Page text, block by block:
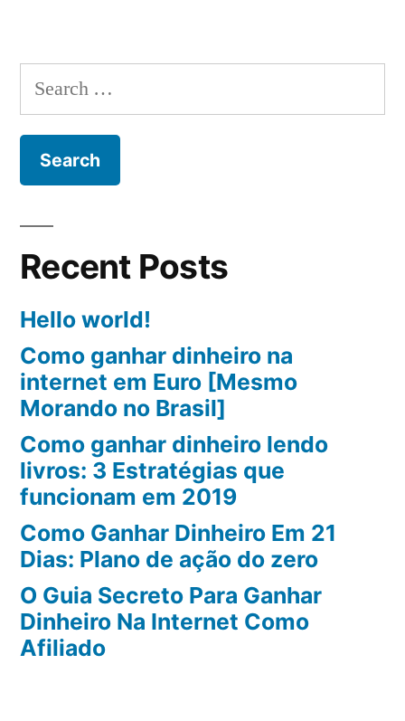
aula:
criar
Search
for:
Recent Posts
Hello world!
Como ganhar dinheiro na
internet em Euro [Mesmo
Morando no Brasil]
Como ganhar dinheiro lendo
livros: 3 Estratégias que
funcionam em 2019
Como Ganhar Dinheiro Em 21
Dias: Plano de ação do zero
O Guia Secreto Para Ganhar
Dinheiro Na Internet Como
Afiliado